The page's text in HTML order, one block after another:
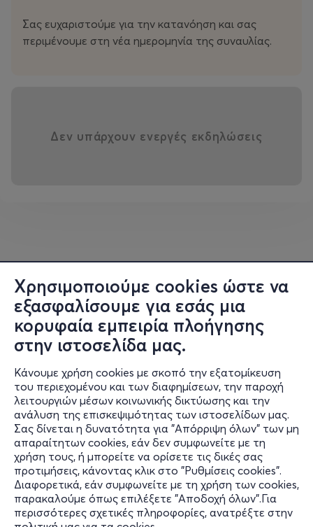
Χρησιμοποιούμε cookies ώστε να
εξασφαλίσουμε για εσάς μια
κορυφαία εμπειρία πλοήγησης
στην ιστοσελίδα μας.
Κάνουμε χρήση cookies με σκοπό την εξατομίκευση
του περιεχομένου και των διαφημίσεων, την παροχή
λειτουργιών μέσων κοινωνικής δικτύωσης και την
ανάλυση της επισκεψιμότητας των ιστοσελίδων μας.
Σας δίνεται η δυνατότητα για "Απόρριψη όλων" των μη
απαραίτητων cookies, εάν δεν συμφωνείτε με τη
χρήση τους, ή μπορείτε να ορίσετε τις δικές σας
προτιμήσεις, κάνοντας κλικ στο "Ρυθμίσεις cookies".
Διαφορετικά, εάν συμφωνείτε με τη χρήση των cookies,
παρακαλούμε όπως επιλέξετε "Αποδοχή όλων".Για
περισσότερες σχετικές πληροφορίες, ανατρέξτε στην
Τετάρτη 24 Ιουνίου 2026
Γενική Είσοδος: 10€
Σας ευχαριστούμε για την κατανόηση και σας
περιμένουμε στη νέα ημερομηνία της συναυλίας.
Δεν υπάρχουν ενεργές εκδηλώσεις
Πληροφορίες
Υποστήριξη
Stay Connected